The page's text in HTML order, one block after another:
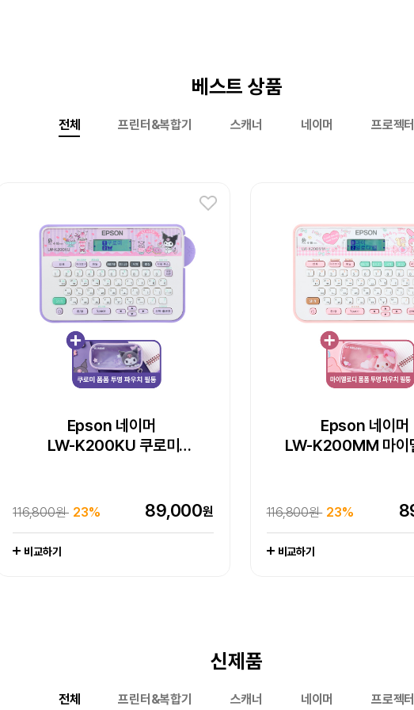
베스트 상품
전체 프린터&복합기 스캐너 네이머 프로젝
Epson 네이머
LW-K200KU 쿠로미
116,800원 23% 89,000원
비교하기
Epson 네이머
LW-K200MM 마이
116,800원 23%
비교하기
Epson EcoTank Pro
팩스 복합기 L15150
1,065,000원 1% 1,044,000원
비교하기
Epson WorkForce DS-785W
679,000원 23% 519,000원
비교하기
Epson WorkForce
545,000원 17%
비교하기
Epson 네이머
LW-H200RK 리락쿠마
111,000원 20% 88,600원
비교하기
Epson 네이머
LW-K200PK 핑크 라
97,000원 20%
비교하기
[잇섭 Pick] 엡손 라이프스튜디오
빔프로젝터 (EF-72)
15대 한정 완판
엡손 정품 EH-
신제품
전체 프린터&복합기 스캐너 네이머 프로젝